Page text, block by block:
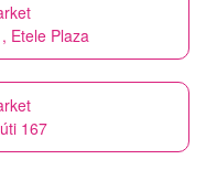
Etele Plaza
167